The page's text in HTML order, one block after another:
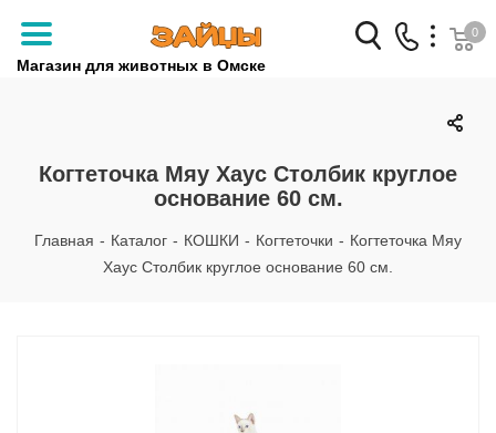
Магазин для животных в Омске
Заказать звонок
+7 (3812) 79-04-04
+7 (950) 959-88-32
0
Когтеточка Мяу Хаус Столбик круглое
основание 60 см.
Главная - Каталог - КОШКИ - Когтеточки - Когтеточка Мяу
Хаус Столбик круглое основание 60 см.